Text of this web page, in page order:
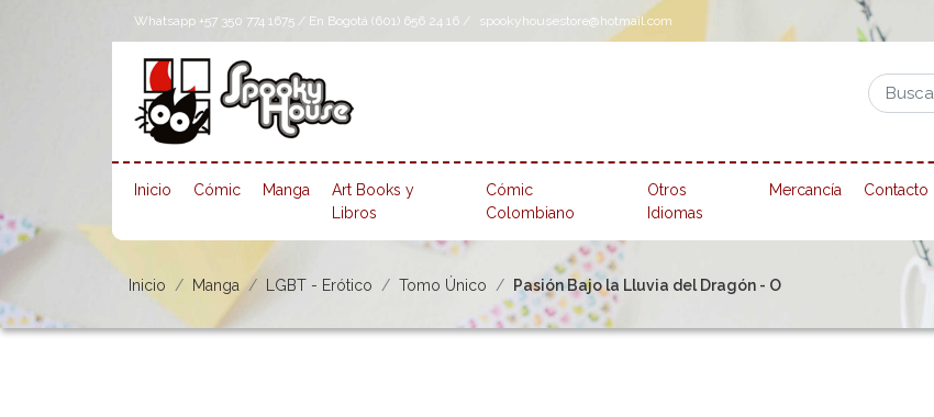
Whatsapp +57 350 774 1675 / En Bogotá (601) 656 24 16 / spookyhousestore@hotmail.com
Inicio Cómic Manga
Art Books y
Libros
Cómic
Colombiano
Otros
Idiomas
Mercancía Contacto
Inicio Manga LGBT - Erótico Tomo Único Pasión Bajo la Lluvia del Dragón - O